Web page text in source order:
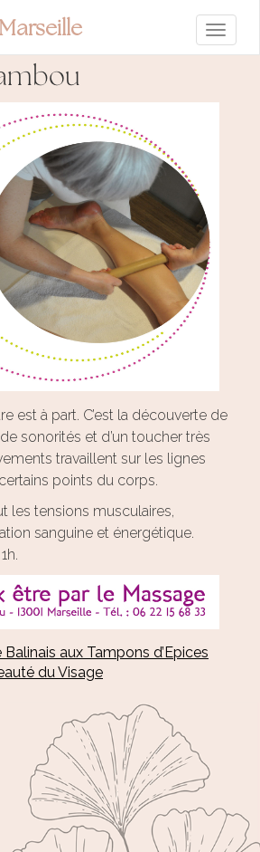
est à part. C’est la découverte de
sonorités et d’un toucher très
travaillent sur les lignes
points du corps.
les tensions musculaires,
sanguine et énergétique.
:
Balinais aux Tampons d’Epices
du Visage